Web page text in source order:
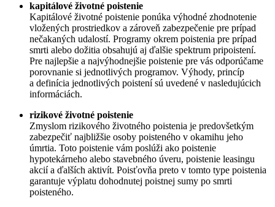
kapitálové životné poistenie
Kapitálové životné poistenie ponúka výhodné zhodnotenie
vložených prostriedkov a zároveň zabezpečenie pre prípad
nečakaných udalostí. Programy okrem poistenia pre prípad
smrti alebo dožitia obsahujú aj ďalšie spektrum pripoistení.
Pre najlepšie a najvýhodnejšie poistenie pre vás odporúčame
porovnanie si jednotlivých programov. Výhody, princíp
a definícia jednotlivých poistení sú uvedené v nasledujúcich
informáciách.
rizikové životné poistenie
Zmyslom rizikového životného poistenia je predovšetkým
zabezpečiť najbližšie osoby poisteného v okamihu jeho
úmrtia. Toto poistenie vám poslúži ako poistenie
hypotekárneho alebo stavebného úveru, poistenie leasingu
akcií a ďalších aktivít. Poisťovňa preto v tomto type poistenia
garantuje výplatu dohodnutej poistnej sumy po smrti
poisteného.